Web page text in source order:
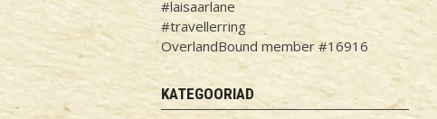
#laisaarlane
#travellerring
OverlandBound member #16916
KATEGOORIAD